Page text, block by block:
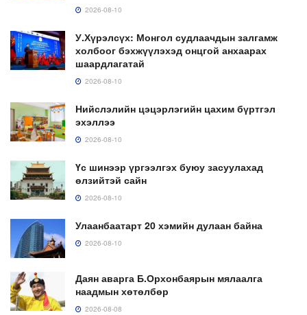
2026-08-10
У.Хүрэлсүх: Монгол судлаачдын залгамж
холбоог бэхжүүлэхэд онцгой анхаарах
шаардлагатай
2026-08-10
Нийслэлийн цэцэрлэгийн цахим бүртгэл
эхэллээ
2026-08-10
Үс шинээр үргээлгэх буюу засуулахад
өлзийтэй сайн
2026-08-10
Улаанбаатарт 20 хэмийн дулаан байна
2026-08-10
Даян аварга Б.Орхонбаярын мялаалга
наадмын хөтөлбөр
2026-08-08